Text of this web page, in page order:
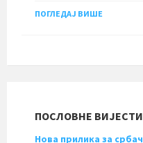
ПОГЛЕДАЈ ВИШЕ
ПОСЛОВНЕ ВИЈЕСТИ
Нова прилика за